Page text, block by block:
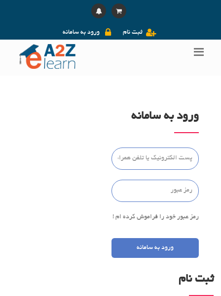
ورود به سامانه ثبت نام
ورود به سامانه
رمز عبور خود را فراموش کرده ام !
ورود به سامانه
ثبت نام